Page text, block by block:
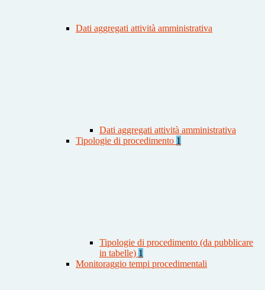
Dati aggregati attività amministrativa
Dati aggregati attività amministrativa
Tipologie di procedimento 1
Tipologie di procedimento (da pubblicare
in tabelle) 1
Monitoraggio tempi procedimentali